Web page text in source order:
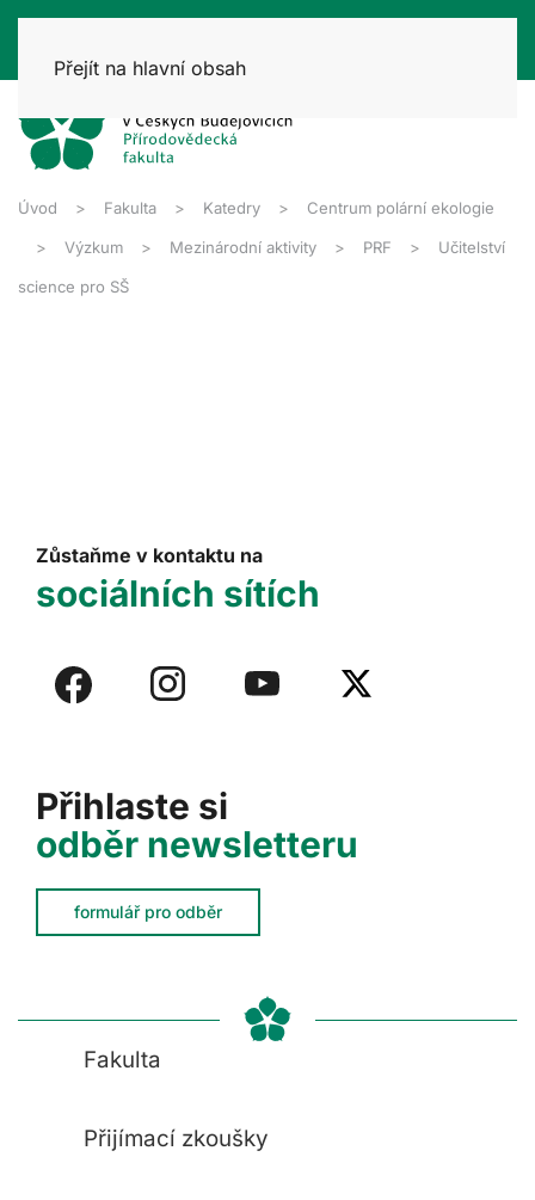
Přejít na hlavní obsah
Úvod Fakulta Katedry Centrum polární ekologie
Výzkum Mezinárodní aktivity PRF Učitelství
science pro SŠ
Přihlaste si
odběr newsletteru
formulář pro odběr
Zůstaňme v kontaktu na
sociálních sítích
Fakulta
Přijímací zkoušky